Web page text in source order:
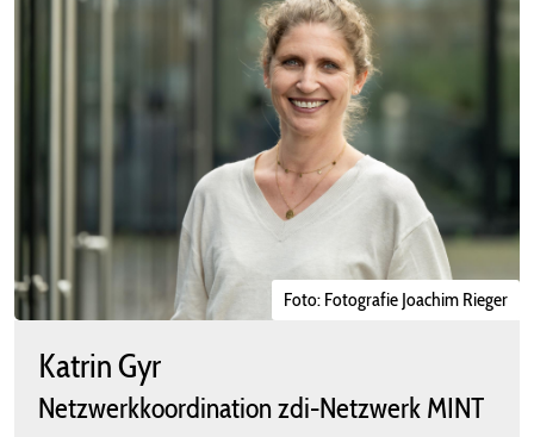
Katrin Gyr
Netzwerkkoordination zdi-Netzwerk MINT
Foto: Fotografie Joachim Rieger